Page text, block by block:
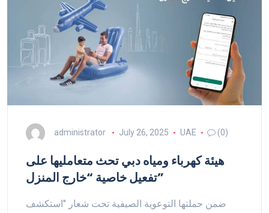
administrator July 26, 2025 UAE (0)
هيئة كهرباء ومياه دبي تحث متعامليها على
تفعيل خاصية “خارج المنزل”
ضمن حملتها التوعوية الصيفية تحت شعار "استكشف